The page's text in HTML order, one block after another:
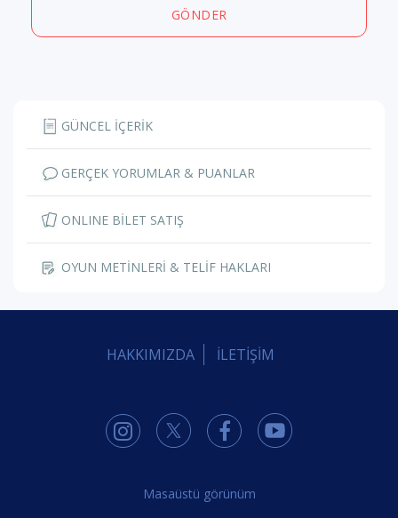
GÖNDER
GÜNCEL İÇERİK
GERÇEK YORUMLAR & PUANLAR
ONLINE BİLET SATIŞ
OYUN METİNLERİ & TELİF HAKLARI
HAKKIMIZDA İLETİŞİM
Masaüstü görünüm